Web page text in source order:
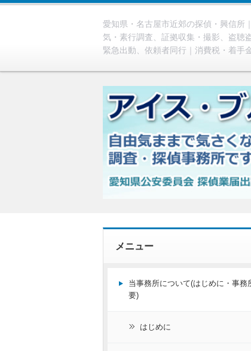
愛知県・名古屋市近郊の探偵・興信所
気・素行調査、証拠収集・撮影、盗聴
緊急出動、依頼者同行｜消費税・着手
メニュー
当事務所について(はじめに・事務
要)
はじめに